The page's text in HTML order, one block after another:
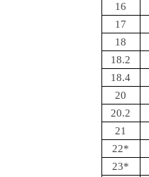
16
17
18
18.2
18.4
20
20.2
21
22*
23*